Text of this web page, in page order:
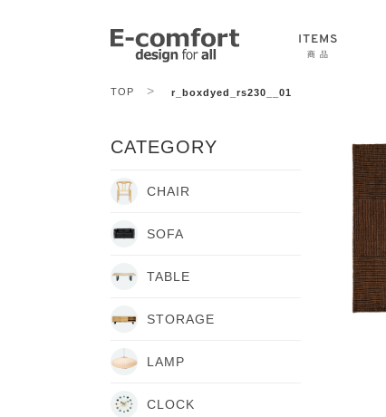
ITEMS
商 品
TOP > r_boxdyed_rs230__01
CATEGORY
CHAIR
SOFA
TABLE
STORAGE
LAMP
CLOCK